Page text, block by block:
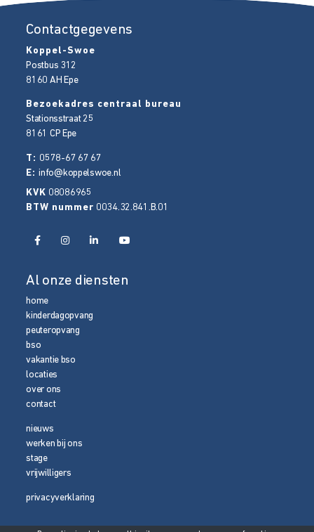
Contactgegevens
Koppel-Swoe
Postbus 312
8160 AH Epe
Bezoekadres centraal bureau
Stationsstraat 25
8161 CPEpe
T: 0578-67 67 67
E:info@koppelswoe.nl
KVK 08086965
BTW nummer 0034.32.841.B.01
Al onze diensten
home
kinderdagopvang
peuteropvang
bso
vakantie bso
locaties
over ons
contact
nieuws
werken bij ons
stage
vrijwilligers
privacyverklaring